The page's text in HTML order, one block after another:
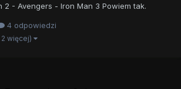
2 - Avengers - Iron Man 3 Powiem tak.
lubię Iron Mana Myślę teraz czy nie
i chyba tak zrobię. Cała noc przede mną...
4 odpowiedzi
2 więcej)